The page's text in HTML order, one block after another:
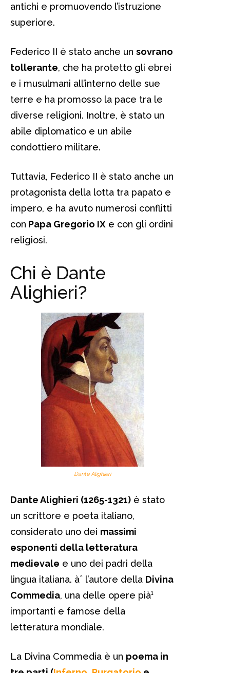
antichi e promuovendo l’istruzione
superiore.
Federico II è stato anche un sovrano
tollerante, che ha protetto gli ebrei
e i musulmani all’interno delle sue
terre e ha promosso la pace tra le
diverse religioni. Inoltre, è stato un
abile diplomatico e un abile
condottiero militare.
Tuttavia, Federico II è stato anche un
protagonista della lotta tra papato e
impero, e ha avuto numerosi conflitti
con Papa Gregorio IX e con gli ordini
religiosi.
Chi è Dante
Alighieri?
Dante Alighieri
Dante Alighieri (1265-1321) è stato
un scrittore e poeta italiano,
considerato uno dei massimi
esponenti della letteratura
medievale e uno dei padri della
lingua italiana. àˆ l’autore della Divina
Commedia, una delle opere pià¹
importanti e famose della
letteratura mondiale.
La Divina Commedia è un poema in